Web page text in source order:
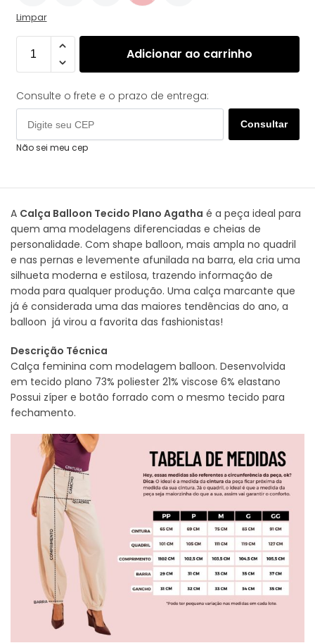
Limpar
Adicionar ao carrinho
Consulte o frete e o prazo de entrega:
Consultar
Não sei meu cep
A Calça Balloon Tecido Plano Agatha é a peça ideal para
quem ama modelagens diferenciadas e cheias de
personalidade. Com shape balloon, mais ampla no quadril
e nas pernas e levemente afunilada na barra, ela cria uma
silhueta moderna e estilosa, trazendo informação de
moda para qualquer produção. Uma calça marcante que
já é considerada uma das maiores tendências do ano, a
balloon já virou a favorita das fashionistas!
Descrição Técnica
Calça feminina com modelagem balloon. Desenvolvida
em tecido plano 73% poliester 21% viscose 6% elastano
Possui zíper e botão forrado com o mesmo tecido para
fechamento.